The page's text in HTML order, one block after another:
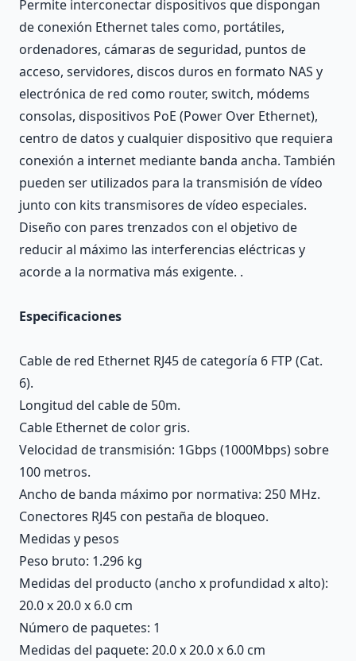
Permite interconectar dispositivos que dispongan
de conexión Ethernet tales como, portátiles,
ordenadores, cámaras de seguridad, puntos de
acceso, servidores, discos duros en formato NAS y
electrónica de red como router, switch, módems
consolas, dispositivos PoE (Power Over Ethernet),
centro de datos y cualquier dispositivo que requiera
conexión a internet mediante banda ancha. También
pueden ser utilizados para la transmisión de vídeo
junto con kits transmisores de vídeo especiales.
Diseño con pares trenzados con el objetivo de
reducir al máximo las interferencias eléctricas y
acorde a la normativa más exigente. .
Especificaciones
Cable de red Ethernet RJ45 de categoría 6 FTP (Cat.
6).
Longitud del cable de 50m.
Cable Ethernet de color gris.
Velocidad de transmisión: 1Gbps (1000Mbps) sobre
100 metros.
Ancho de banda máximo por normativa: 250 MHz.
Conectores RJ45 con pestaña de bloqueo.
Medidas y pesos
Peso bruto: 1.296 kg
Medidas del producto (ancho x profundidad x alto):
20.0 x 20.0 x 6.0 cm
Número de paquetes: 1
Medidas del paquete: 20.0 x 20.0 x 6.0 cm